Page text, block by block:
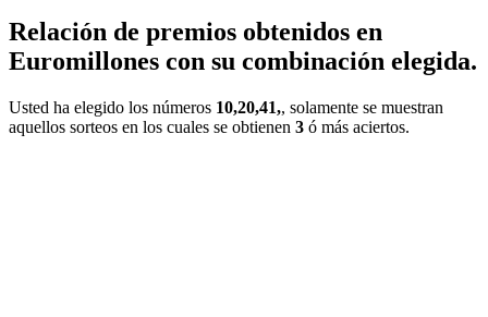
Relación de premios obtenidos en
Euromillones con su combinación elegida.
Usted ha elegido los números 10,20,41,, solamente se muestran
aquellos sorteos en los cuales se obtienen 3 ó más aciertos.